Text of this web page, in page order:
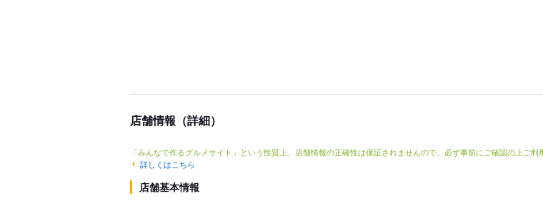
店舗情報（詳細）
「みんなで作るグルメサイト」という性質上、店舗情報の正確性は保証されませんので、必ず事前にご確認の上ご利
詳しくはこちら
店舗基本情報